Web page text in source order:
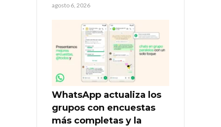
agosto 6, 2026
WhatsApp actualiza los
grupos con encuestas
más completas y la